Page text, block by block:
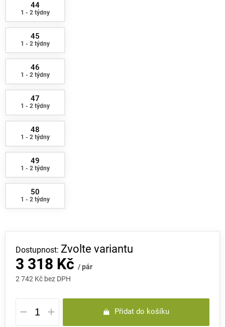
44
1 - 2 týdny
45
1 - 2 týdny
46
1 - 2 týdny
47
1 - 2 týdny
48
1 - 2 týdny
49
1 - 2 týdny
50
1 - 2 týdny
3 318 Kč / pár
2 742 Kč bez DPH
Měrná
cena:
Zvolte variantu
Přidat do košíku